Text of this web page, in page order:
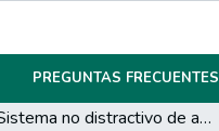
PREGUNTAS FRECUENTES
Sistema no distractivo de asistencia al conductor